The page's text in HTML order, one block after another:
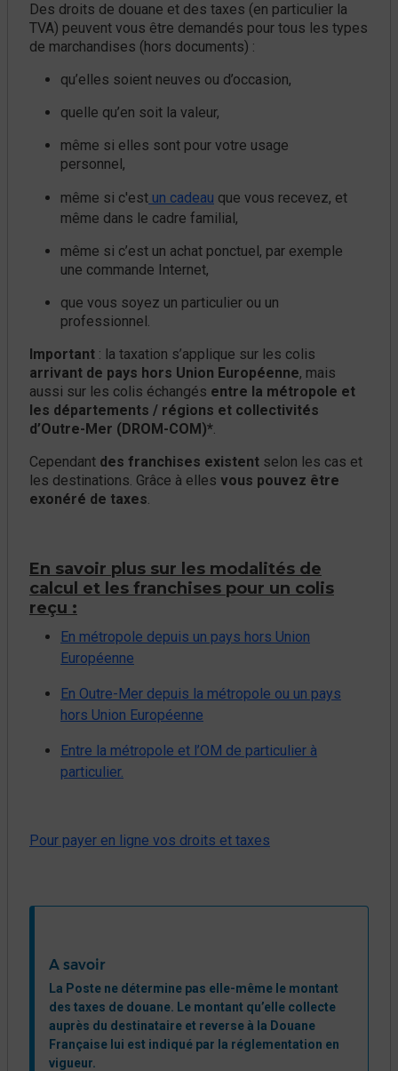
Des droits de douane et des taxes (en particulier la
TVA) peuvent vous être demandés pour tous les types
de marchandises (hors documents) :
qu’elles soient neuves ou d’occasion,
quelle qu’en soit la valeur,
même si elles sont pour votre usage
personnel,
même si c'est un cadeau que vous recevez, et
même dans le cadre familial,
même si c’est un achat ponctuel, par exemple
une commande Internet,
que vous soyez un particulier ou un
professionnel.
Important : la taxation s’applique sur les colis
arrivant de pays hors Union Européenne, mais
aussi sur les colis échangés entre la métropole et
les départements / régions et collectivités
d’Outre-Mer (DROM-COM)*.
Cependant des franchises existent selon les cas et
les destinations. Grâce à elles vous pouvez être
exonéré de taxes.
En savoir plus sur les modalités de
calcul et les franchises pour un colis
reçu :
En métropole depuis un pays hors Union
Européenne
En Outre-Mer depuis la métropole ou un pays
hors Union Européenne
Entre la métropole et l’OM de particulier à
particulier.
Pour payer en ligne vos droits et taxes
A savoir
​​​La Poste ne détermine pas elle-même le montant
des taxes de douane.​ Le montant qu’elle collecte
auprès du destinataire et reverse à la Douane
Française lui est indiqué par la réglementation en
vigueur.